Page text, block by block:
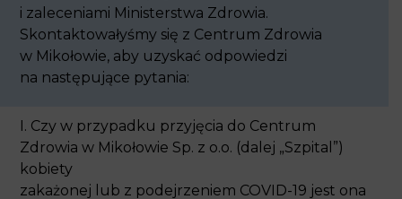
i zaleceniami Ministerstwa Zdrowia.
Skontaktowałyśmy się z Centrum Zdrowia
w Mikołowie, aby uzyskać odpowiedzi
na następujące pytania:
I. Czy w przypadku przyjęcia do Centrum Zdrowia
w Mikołowie Sp. z o.o. (dalej „Szpital”) kobiety
zakażonej lub z podejrzeniem COVID-19 jest ona
zobowiązana podczas porodu (tj. w trakcie I, II lub